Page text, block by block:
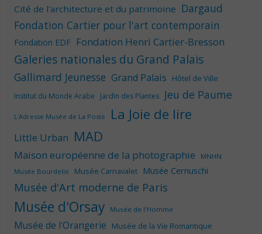
Cité de l'architecture et du patrimoine Dargaud
Fondation Cartier pour l'art contemporain
Fondation EDF Fondation Henri Cartier-Bresson
Galeries nationales du Grand Palais
Gallimard Jeunesse Grand Palais Hôtel de Ville
Institut du Monde Arabe Jardin des Plantes Jeu de Paume
L'Adresse Musée de La Poste La Joie de lire
Little Urban MAD
Maison européenne de la photographie
MNHN
Musée Bourdelle
Musée Carnavalet Musée Cernuschi
Musée d'Art moderne de Paris
Musée d'Orsay Musée de l'Homme
Musée de l'Orangerie Musée de la Vie Romantique